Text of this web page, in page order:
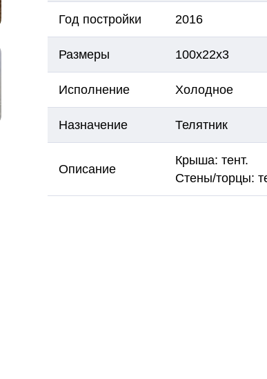
Год постройки 2016
Размеры 100х22х3
Исполнение Холодное
Назначение Телятник
Описание
Крыша: тент.
Стены/торцы: